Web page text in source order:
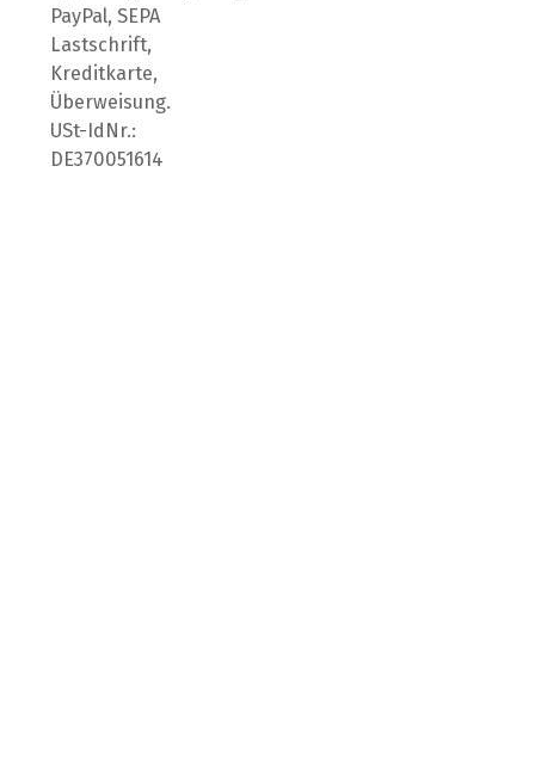
PayPal, SEPA
Lastschrift,
Kreditkarte,
Überweisung.
USt-IdNr.:
DE370051614